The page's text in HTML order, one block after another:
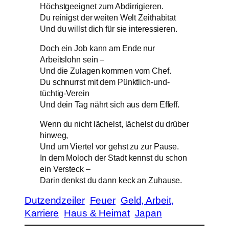
Höchstgeeignet zum Abdirrigieren.
Du reinigst der weiten Welt Zeithabitat
Und du willst dich für sie interessieren.
Doch ein Job kann am Ende nur
Arbeitslohn sein –
Und die Zulagen kommen vom Chef.
Du schnurrst mit dem Pünktlich-und-
tüchtig-Verein
Und dein Tag nährt sich aus dem Effeff.
Wenn du nicht lächelst, lächelst du drüber
hinweg,
Und um Viertel vor gehst zu zur Pause.
In dem Moloch der Stadt kennst du schon
ein Versteck –
Darin denkst du dann keck an Zuhause.
Dutzendzeiler Feuer Geld, Arbeit,
Karriere Haus & Heimat Japan